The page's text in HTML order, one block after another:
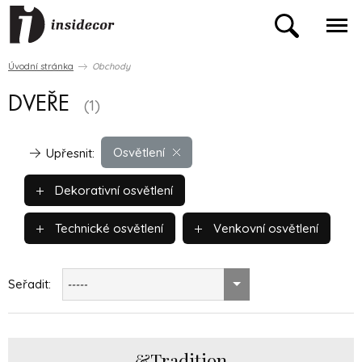
Úvodní stránka Obchody
DVEŘE (1)
Osvětlení
Upřesnit:
Dekorativní osvětlení
Technické osvětlení Venkovní osvětlení
Seřadit: -----